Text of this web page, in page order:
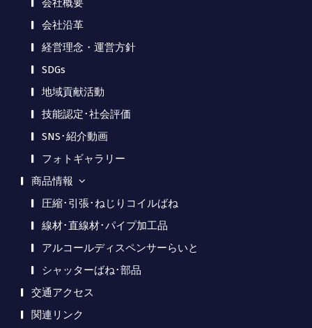
会社沿革
経営理念・運営方針
SDGs
地域貢献活動
技能認定･社会評価
SNS･紹介動画
フォトギャラリー
商品情報
圧縮･引張･ねじりコイルばね
線材･直線材･パイプ加工品
アルコールディスペンサーらいと
シャッターばね･部品
交通アクセス
関連リンク